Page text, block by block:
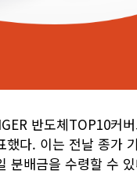
반도체TOP10커
했다. 이는 전날 종가
분배금을 수령할 수